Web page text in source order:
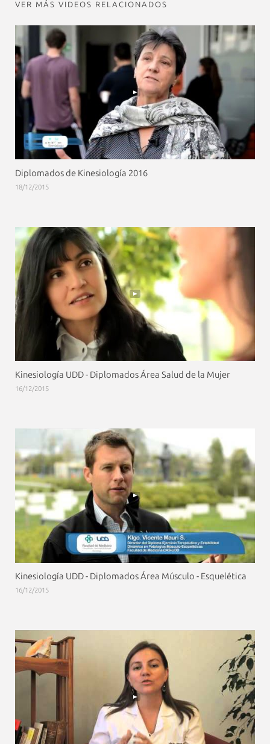
VER MÁS VIDEOS RELACIONADOS
Diplomados de Kinesiología 2016
18/12/2015
Kinesiología UDD - Diplomados Área Salud de la Mujer
16/12/2015
Kinesiología UDD - Diplomados Área Músculo - Esquelética
16/12/2015